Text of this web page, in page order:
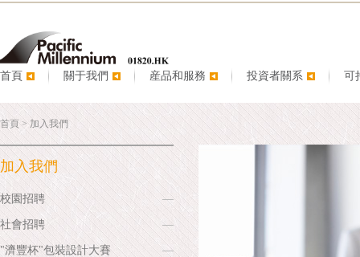
首頁 關于我們 産品和服務 投資者關系 可
首頁 > 加入我們
加入我們
校園招聘
社會招聘
"濟豐杯"包裝設計大賽